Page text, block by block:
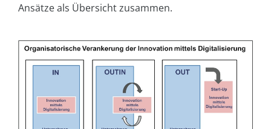
Ansätze als Übersicht zusammen.